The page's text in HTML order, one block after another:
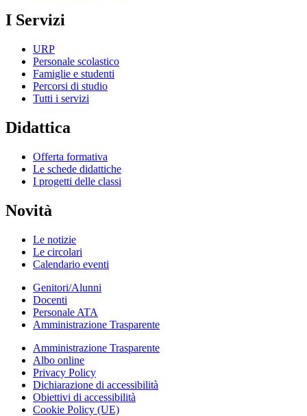
I Servizi
URP
Personale scolastico
Famiglie e studenti
Percorsi di studio
Tutti i servizi
Didattica
Offerta formativa
Le schede didattiche
I progetti delle classi
Novità
Le notizie
Le circolari
Calendario eventi
Genitori/Alunni
Docenti
Personale ATA
Amministrazione Trasparente
Amministrazione Trasparente
Albo online
Privacy Policy
Dichiarazione di accessibilità
Obiettivi di accessibilità
Cookie Policy (UE)